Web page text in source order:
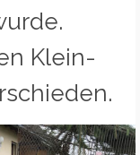
Klein-